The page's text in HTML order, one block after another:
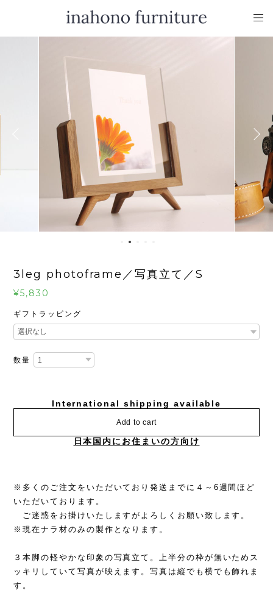
3leg photoframe／写真立て／S
¥5,830
ギフトラッピング
数量
International shipping available
Add to cart
日本国内にお住まいの方向け
※多くのご注文をいただいており発送までに４～6週間ほど
いただいております。
ご迷惑をお掛けいたしますがよろしくお願い致します。
※現在ナラ材のみの製作となります。
３本脚の軽やかな印象の写真立て。上半分の枠が無いためス
ッキリしていて写真が映えます。写真は縦でも横でも飾れま
す。